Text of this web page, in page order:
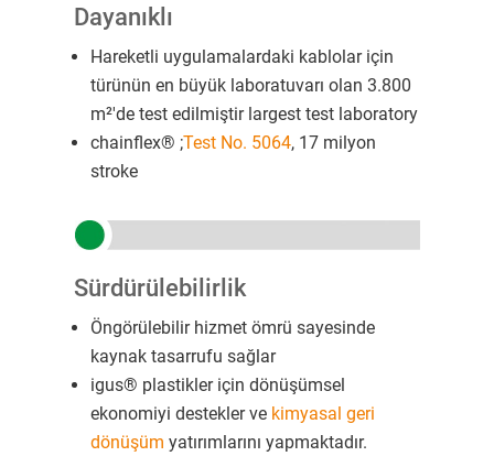
Dayanıklı
Hareketli uygulamalardaki kablolar için
türünün en büyük laboratuvarı olan 3.800
m²'de test edilmiştir largest test laboratory
chainflex® ;Test No. 5064, 17 milyon
stroke
Sürdürülebilirlik
Öngörülebilir hizmet ömrü sayesinde
kaynak tasarrufu sağlar
igus® plastikler için dönüşümsel
ekonomiyi destekler ve kimyasal geri
dönüşüm yatırımlarını yapmaktadır.